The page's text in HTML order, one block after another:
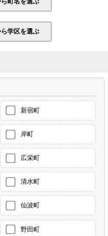
新宿町
岸町
広栄町
清水町
仙波町
野田町